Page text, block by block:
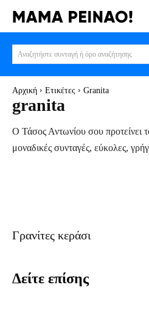
Αναζητήστε συνταγή ή όρο αναζήτησης
Αρχική Ετικέτες Granita
granita
Ο Τάσος Αντωνίου σου προτείνει
μοναδικές συνταγές, εύκολες,
Γρανίτες κεράσι
Δείτε επίσης